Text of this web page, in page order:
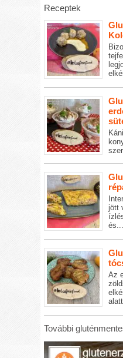
Receptek
jött
és...
Az
További